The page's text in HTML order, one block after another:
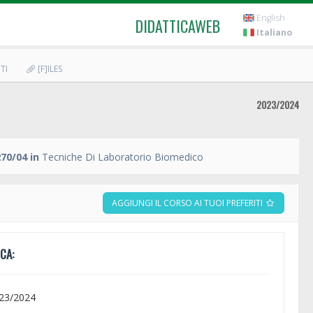
DIDATTICAWEB
English
Italiano
[F]ILES
2023/2024
04 in Tecniche Di Laboratorio Biomedico
AGGIUNGI IL CORSO AI TUOI PREFERITI
2024